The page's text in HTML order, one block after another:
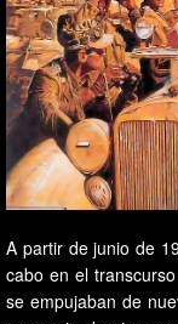
A partir de junio de
cabo en el
se empujaban de